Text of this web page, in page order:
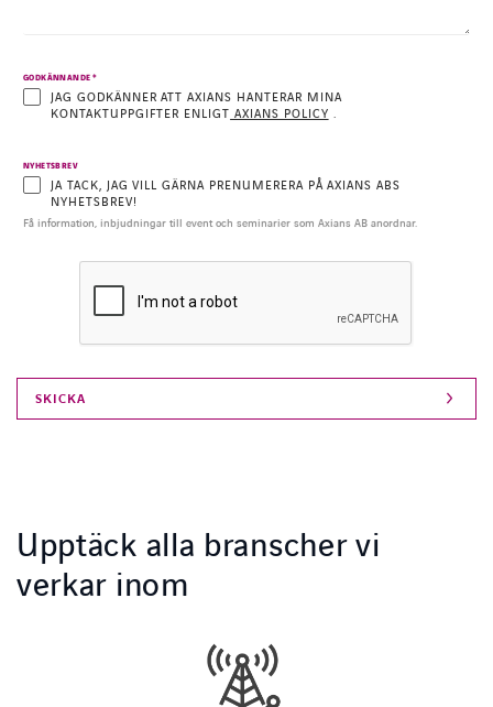
GODKÄNNANDE *
JAG GODKÄNNER ATT AXIANS HANTERAR MINA
KONTAKTUPPGIFTER ENLIGT AXIANS POLICY .
NYHETSBREV
JA TACK, JAG VILL GÄRNA PRENUMERERA PÅ AXIANS ABS
NYHETSBREV!
Få information, inbjudningar till event och seminarier som Axians AB anordnar.
Upptäck alla branscher vi
verkar inom